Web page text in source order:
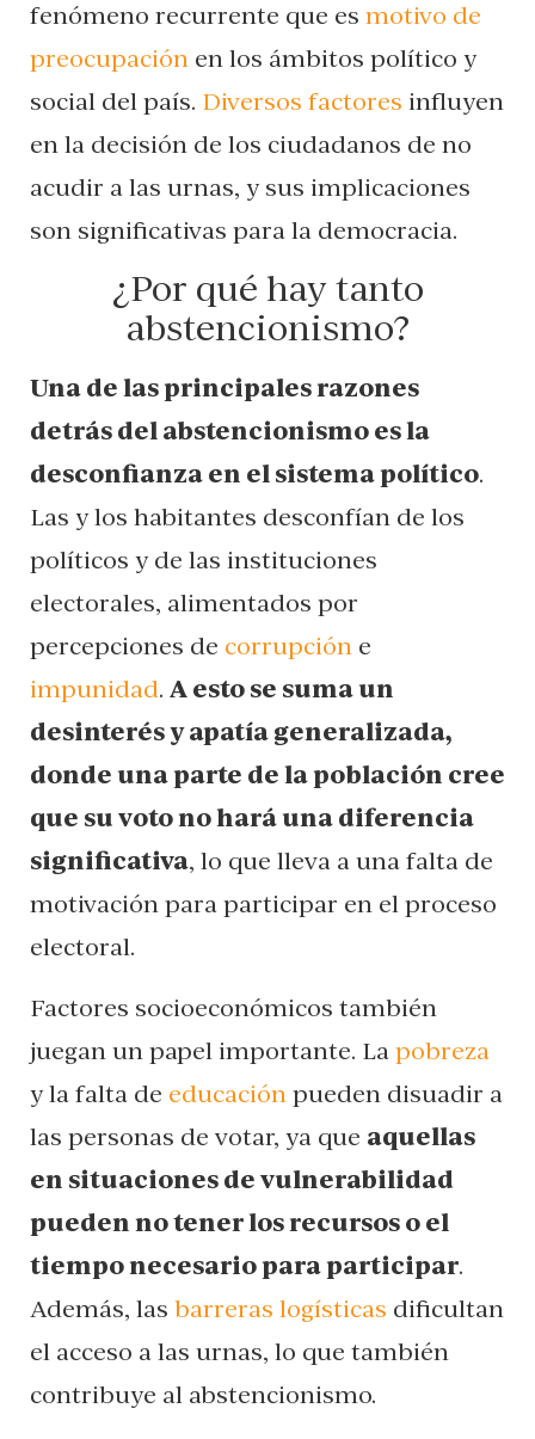
fenómeno recurrente que es motivo de
preocupación en los ámbitos político y
social del país. Diversos factores influyen
en la decisión de los ciudadanos de no
acudir a las urnas, y sus implicaciones
son significativas para la democracia.
¿Por qué hay tanto
abstencionismo?
Una de las principales razones
detrás del abstencionismo es la
desconfianza en el sistema político.
Las y los habitantes desconfían de los
políticos y de las instituciones
electorales, alimentados por
percepciones de corrupción e
impunidad. A esto se suma un
desinterés y apatía generalizada,
donde una parte de la población cree
que su voto no hará una diferencia
significativa, lo que lleva a una falta de
motivación para participar en el proceso
electoral.
Factores socioeconómicos también
juegan un papel importante. La pobreza
y la falta de educación pueden disuadir a
las personas de votar, ya que aquellas
en situaciones de vulnerabilidad
pueden no tener los recursos o el
tiempo necesario para participar.
Además, las barreras logísticas dificultan
el acceso a las urnas, lo que también
contribuye al abstencionismo.